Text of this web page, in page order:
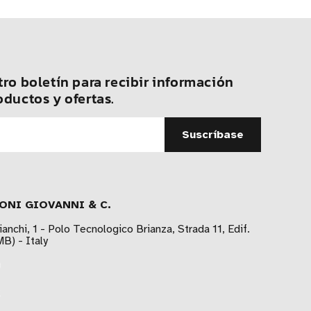
boletín para recibir información
y ofertas.
GIOVANNI & C.
1 - Polo Tecnologico Brianza, Strada 11, Edif.
- Italy